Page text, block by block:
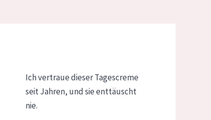
Ich vertraue dieser Tagescreme
seit Jahren, und sie enttäuscht
nie.